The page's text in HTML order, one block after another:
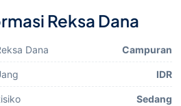
Reksa Dana
Dana Campuran
IDR
Sedang